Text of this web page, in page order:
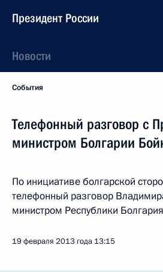
Президент России
Новости
События
Телефонный разговор с
министром Болгарии
По инициативе болгарской
телефонный разговор
министром Республики
19 февраля 2013 года 13:15